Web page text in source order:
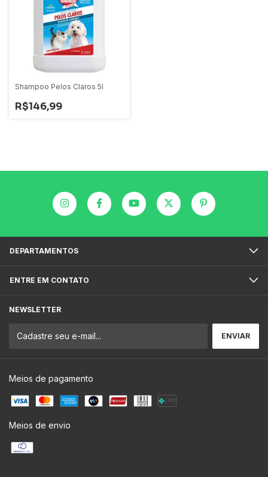
Shampoo Pelos Claros 5l
R$146,99
DEPARTAMENTOS
ENTRE EM CONTATO
NEWSLETTER
Meios de pagamento
Meios de envio